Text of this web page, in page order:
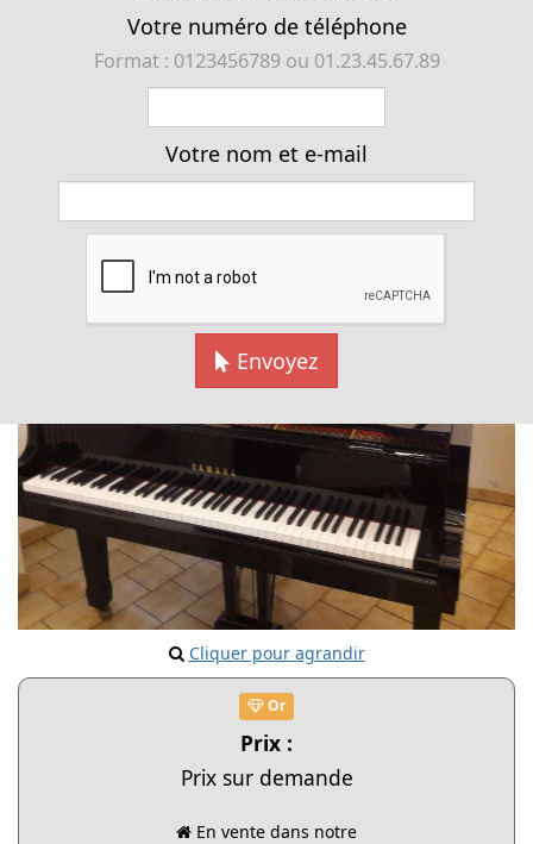
« Piano à queue YAMAHA G1 d'occasion. Ce piano à
queue YAMAHA G1 est un instrument de qualité
exceptionnelle »
Cliquer pour agrandir
Or
Prix :
Prix sur demande
En vente dans notre
Votre numéro de téléphone
Format : 0123456789 ou 01.23.45.67.89
Votre nom et e-mail
Envoyez